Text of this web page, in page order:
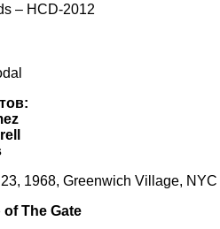
– HCD-2012
1968, Greenwich Village, NYC
of The Gate